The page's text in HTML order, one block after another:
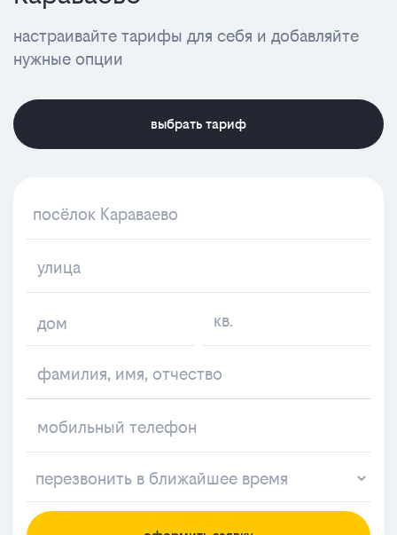
настраивайте тарифы для себя и добавляйте
нужные опции
выбрать тариф